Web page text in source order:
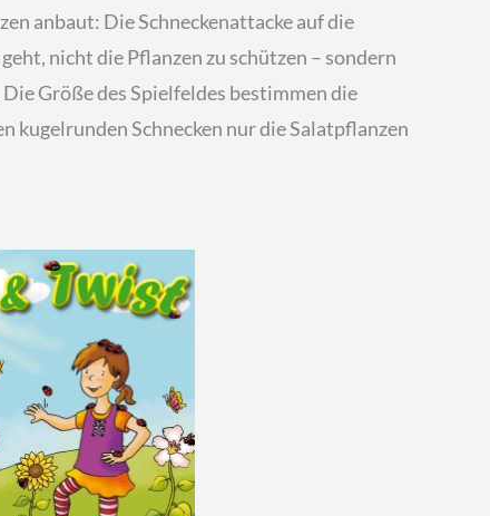
anbaut: Die Schneckenattacke auf die
nicht die Pflanzen zu schützen – sondern
Größe des Spielfeldes bestimmen die
kugelrunden Schnecken nur die Salatpflanzen